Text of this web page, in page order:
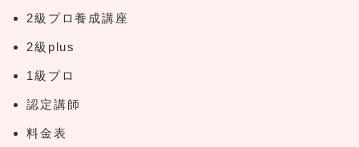
2級プロ養成講座
2級plus
1級プロ
認定講師
料金表